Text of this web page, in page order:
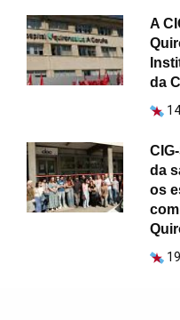
A
da
da
os